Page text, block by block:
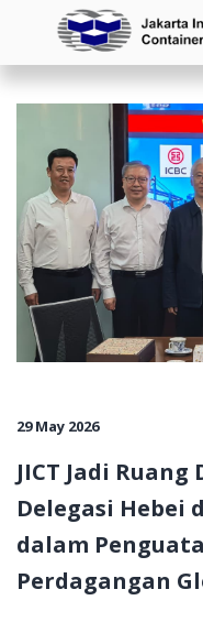
29 May 2026
JICT Jadi
Delegasi Hebei
dalam
Perdagangan